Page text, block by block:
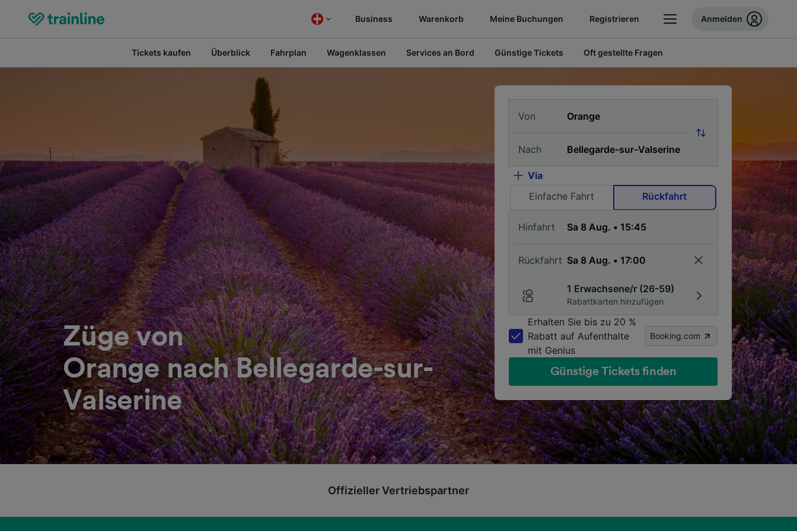
Business Warenkorb Meine Buchungen Registrieren Anmelden
Tickets kaufen Überblick Fahrplan Wagenklassen Services an Bord Günstige Tickets Oft gestellte Fragen
Züge von
Orange nach Bellegarde-sur-
Valserine
Von
Nach
Via
Einfache Fahrt
Rückfahrt
Hinfahrt
Rückfahrt
1 Erwachsene/r (26-59)
Rabattkarten hinzufügen
Erhalten Sie bis zu 20 %
Rabatt auf Aufenthalte
mit Genius
Booking.com
Günstige Tickets finden
Offizieller Vertriebspartner